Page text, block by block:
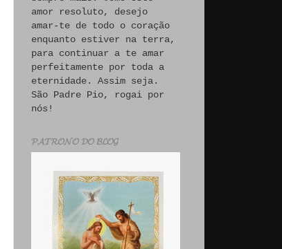
amor resoluto, desejo
amar-te de todo o coração
enquanto estiver na terra,
para continuar a te amar
perfeitamente por toda a
eternidade. Assim seja.
São Padre Pio, rogai por
nós!
𝓟𝓐𝓣𝓡𝓞𝓝𝓞 𝓓𝓞 𝓑𝓛𝓞𝓖